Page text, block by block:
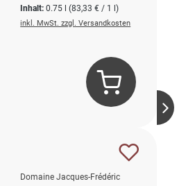
Inhalt:0.75 l(83,33 € / 1 l)
inkl. MwSt. zzgl. Versandkosten
Domaine Jacques-Frédéric